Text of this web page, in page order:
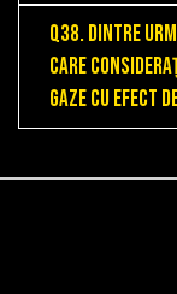
Q38. Dintre
care
gaze cu efect